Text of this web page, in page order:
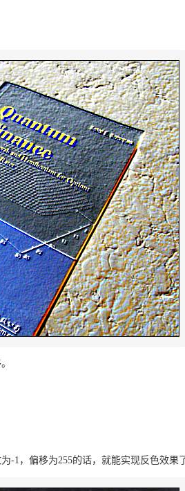
-1，偏移为255的话，就能实现反色效果